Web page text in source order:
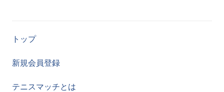
トップ
新規会員登録
テニスマッチとは